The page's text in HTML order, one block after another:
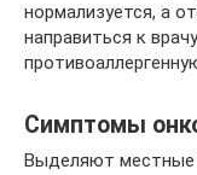
нормализуется, а
направиться к
Симптомы
Выделяют местные